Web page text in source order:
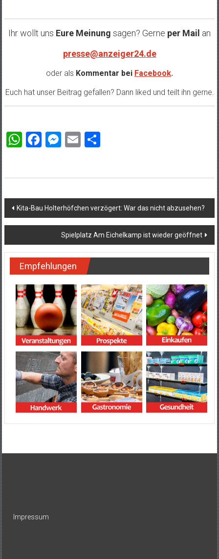
Ihr wollt uns Eure Meinung sagen? Gerne per Mail an
presse@anzeiger24.de
oder als Kommentar bei Facebook.
Euch hat unser Beitrag gefallen? Dann liked und teilt ihn gerne.
WhatsApp
Facebook
Messenger
EmailTeilen
Beitragsnavigation
Kita-Bau Holterhöfchen verzögert: War das nicht abzusehen?
Spielplatz Am Eichelkamp ist wieder geöffnet
Empfehlungen
Impressum